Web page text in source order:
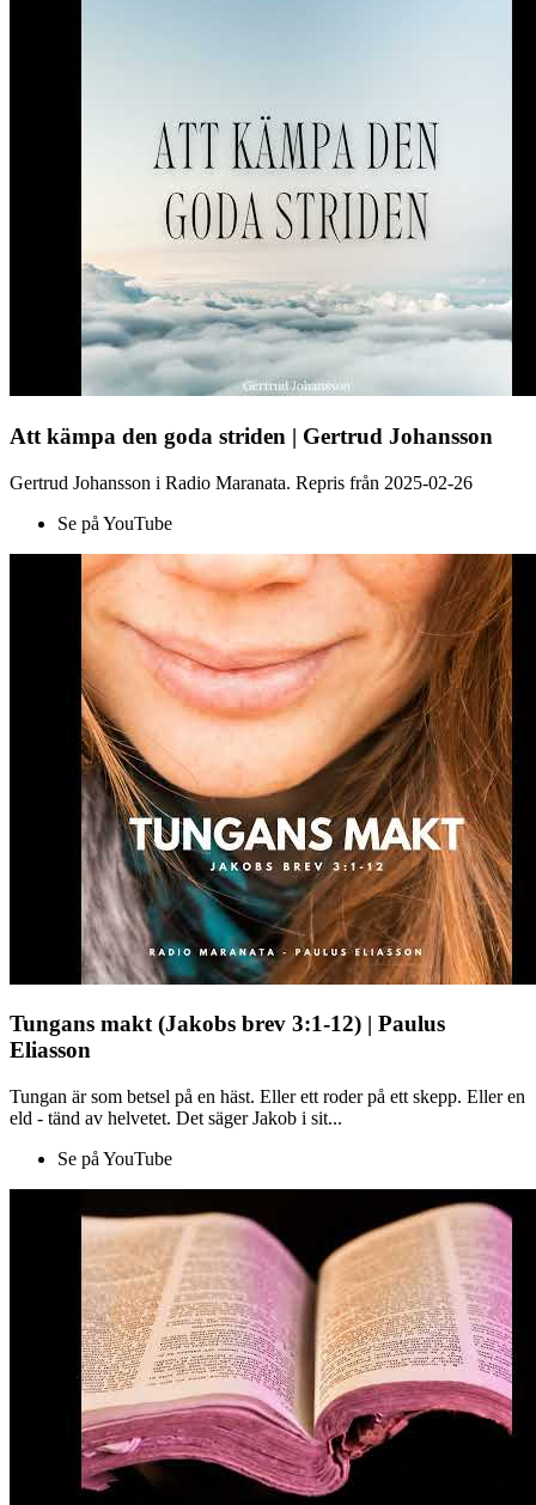
Att kämpa den goda striden | Gertrud Johansson
Gertrud Johansson i Radio Maranata. Repris från 2025-02-26
Se på YouTube
Tungans makt (Jakobs brev 3:1-12) | Paulus
Eliasson
Tungan är som betsel på en häst. Eller ett roder på ett skepp. Eller en
eld - tänd av helvetet. Det säger Jakob i sit...
Se på YouTube